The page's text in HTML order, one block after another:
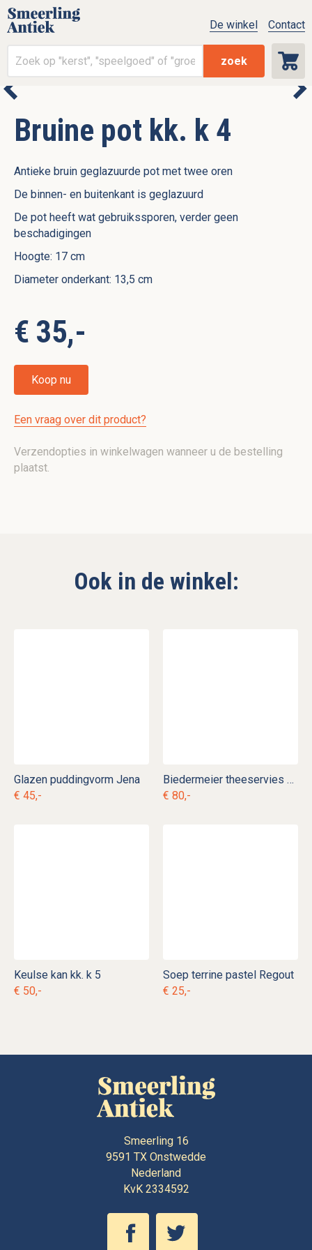
zoek
De winkel Contact
Bruine pot kk. k 4
Antieke bruin geglazuurde pot met twee oren
De binnen- en buitenkant is geglazuurd
De pot heeft wat gebruikssporen, verder geen
beschadigingen
Hoogte: 17 cm
Diameter onderkant: 13,5 cm
€ 35,-
Koop nu
Een vraag over dit product?
Verzendopties in winkelwagen wanneer u de bestelling
plaatst.
Ook in de winkel:
Glazen puddingvorm Jena
€ 45,-
Biedermeier theeservies ag. s 4
€ 80,-
Keulse kan kk. k 5
€ 50,-
Soep terrine pastel Regout
€ 25,-
Smeerling 16
9591 TX Onstwedde
Nederland
KvK 2334592